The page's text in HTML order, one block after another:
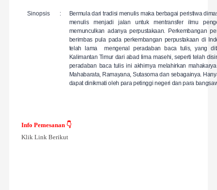
Sinopsis :
Bermula dari tradisi menulis maka berbagai peristiwa
menulis menjadi jalan untuk mentransfer ilmu
memunculkan adanya perpustakaan. Perkembangan
berimbas pula pada perkembangan perpustakaan di
telah lama mengenal peradaban baca tulis, yang
Kalimantan Timur dari abad lima masehi, seperti telah
peradaban baca tulis ini akhirnya melahirkan
Mahabarata, Ramayana, Sutasoma dan sebagainya.
dapat dinikmati oleh para petinggi negeri dan para
Info Pemesanan 👇
Klik Link Berikut